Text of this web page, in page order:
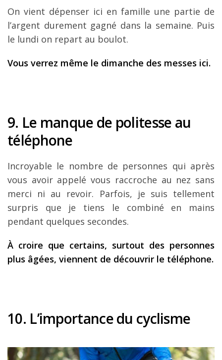
On vient dépenser ici en famille une partie de
l’argent durement gagné dans la semaine. Puis
le lundi on repart au boulot.
Vous verrez même le dimanche des messes ici.
9. Le manque de politesse au
téléphone
Incroyable le nombre de personnes qui après
vous avoir appelé vous raccroche au nez sans
merci ni au revoir. Parfois, je suis tellement
surpris que je tiens le combiné en mains
pendant quelques secondes.
À croire que certains, surtout des personnes
plus âgées, viennent de découvrir le téléphone.
10. L’importance du cyclisme